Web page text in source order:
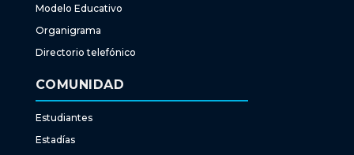
Modelo Educativo
Organigrama
Directorio telefónico
COMUNIDAD
Estudiantes
Estadías